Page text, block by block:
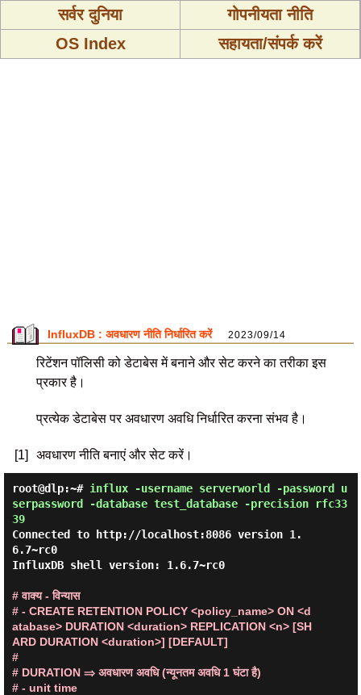
सर्वर दुनिया
गोपनीयता नीति
OS Index
सहायता/संपर्क करें
InfluxDB : अवधारण नीति निर्धारित करें 2023/09/14
रिटेंशन पॉलिसी को डेटाबेस में बनाने और सेट करने का तरीका इस
प्रकार है।
प्रत्येक डेटाबेस पर अवधारण अवधि निर्धारित करना संभव है।
[1] अवधारण नीति बनाएं और सेट करें।
root@dlp:~# influx -username serverworld -password u
serpassword -database test_database -precision rfc33
39
Connected to http://localhost:8086 version 1.
6.7~rc0
InfluxDB shell version: 1.6.7~rc0
# वाक्य - विन्यास
# - CREATE RETENTION POLICY <policy_name> ON <d
atabase> DURATION <duration> REPLICATION <n> [SH
ARD DURATION <duration>] [DEFAULT]
#
# DURATION ⇒ अवधारण अवधि (न्यूनतम अवधि 1 घंटा है)
# - unit time